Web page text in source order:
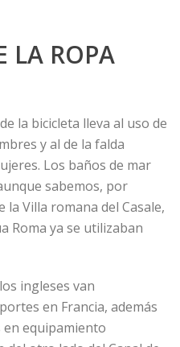
LA ROPA
la bicicleta lleva al uso de
y al de la falda
Los baños de mar
sabemos, por
Villa romana del Casale,
Roma ya se utilizaban
ingleses van
en Francia, además
en equipamiento